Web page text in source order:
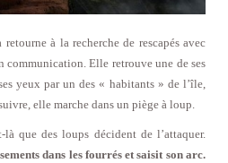
retourne à la recherche de rescapés avec
communication. Elle retrouve une de ses
yeux par un des « habitants » de l’île,
elle marche dans un piège à loup.
que des loups décident de l’attaquer.
dans les fourrés et saisit son arc.